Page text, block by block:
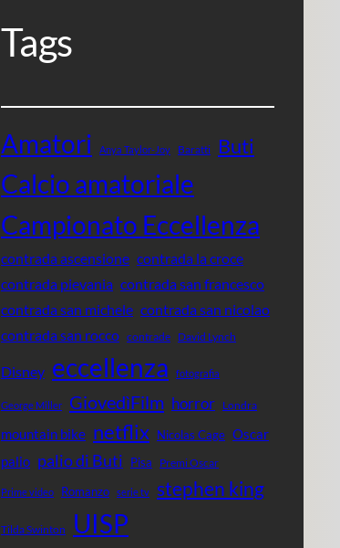
Tags
Amatori Anya Taylor-Joy Baratti Buti
Calcio amatoriale
Campionato Eccellenza
contrada ascensione contrada la croce
contrada pievania contrada san francesco
contrada san michele contrada san nicolao
contrada san rocco contrade David Lynch
Disney eccellenza fotografia
George Miller GiovedìFilm horror Londra
mountain bike netflix Nicolas Cage Oscar
palio palio di Buti Pisa Premi Oscar
Prime video Romanzo serie tv stephen king
Tilda Swinton UISP